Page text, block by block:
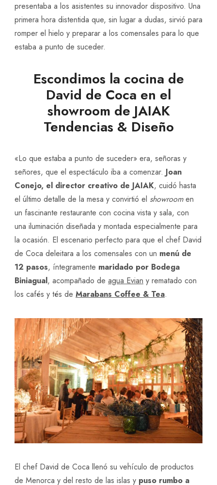
presentaba a los asistentes su innovador dispositivo. Una
primera hora distentida que, sin lugar a dudas, sirvió para
romper el hielo y preparar a los comensales para lo que
estaba a punto de suceder.
Escondimos la cocina de
David de Coca en el
showroom de JAIAK
Tendencias & Diseño
«Lo que estaba a punto de suceder» era, señoras y
señores, que el espectáculo iba a comenzar. Joan
Conejo, el director creativo de JAIAK, cuidó hasta
el último detalle de la mesa y convirtió el showroomen
un fascinante restaurante con cocina vista y sala, con
una iluminación diseñada y montada especialmente para
la ocasión. El escenario perfecto para que el chef David
de Coca deleitara a los comensales con un menú de
12 pasos, íntegramente maridado por Bodega
Biniagual, acompañado de agua Evian y rematado con
los cafés y tés de Marabans Coffee & Tea.
El chef David de Coca llenó su vehículo de productos
de Menorca y del resto de las islas y puso rumbo a